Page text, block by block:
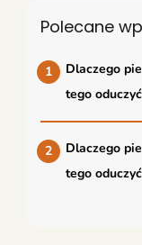
Polecane
Dlaczego
tego
Dlaczego
tego